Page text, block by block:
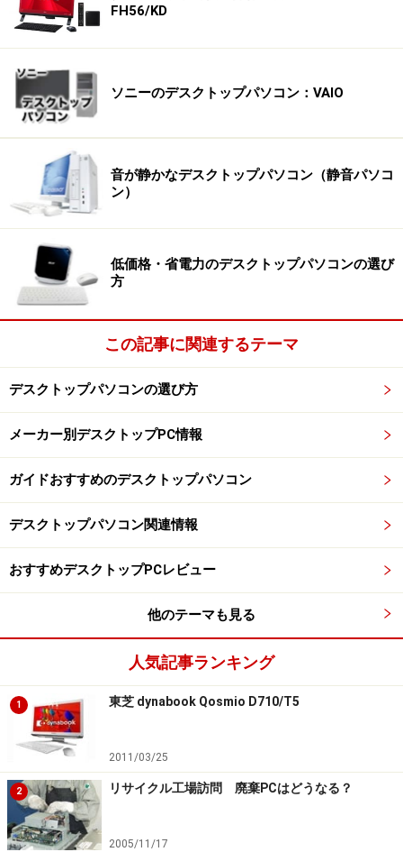
FH56/KD
ソニーのデスクトップパソコン：VAIO
音が静かなデスクトップパソコン（静音パソコ
ン）
低価格・省電力のデスクトップパソコンの選び
方
この記事に関連するテーマ
デスクトップパソコンの選び方
メーカー別デスクトップPC情報
ガイドおすすめのデスクトップパソコン
デスクトップパソコン関連情報
おすすめデスクトップPCレビュー
他のテーマも見る
人気記事ランキング
1 東芝 dynabook Qosmio D710/T5
2011/03/25
2 リサイクル工場訪問 廃棄PCはどうなる？
2005/11/17